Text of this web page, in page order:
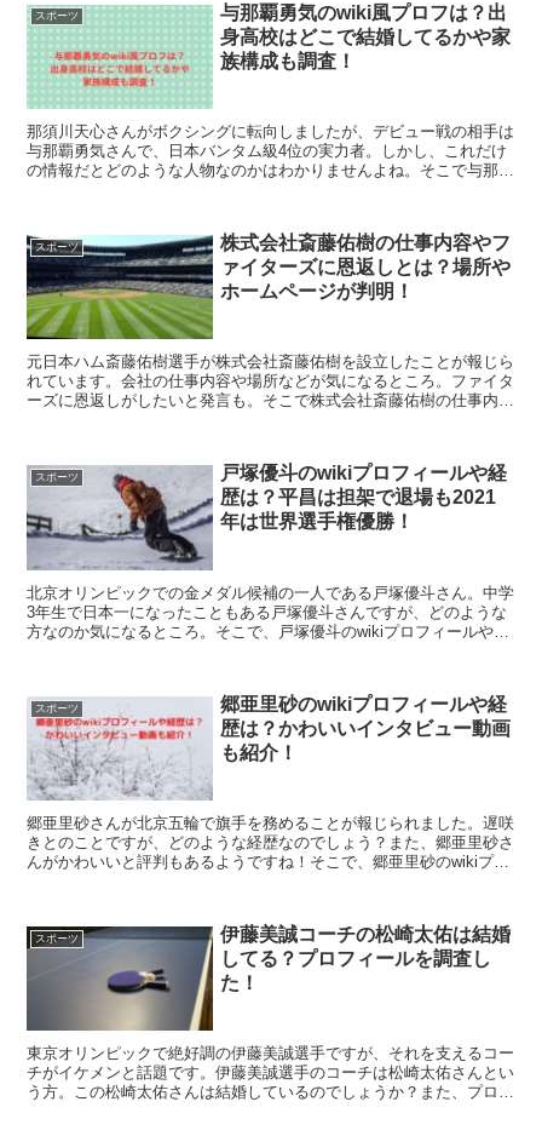
スポーツ
与那覇勇気のwiki風プロフは？出
身高校はどこで結婚してるかや家
族構成も調査！
那須川天心さんがボクシングに転向しましたが、デビュー戦の相手は
与那覇勇気さんで、日本バンタム級4位の実力者。しかし、これだけ
の情報だとどのような人物なのかはわかりませんよね。そこで与那覇
スポーツ
株式会社斎藤佑樹の仕事内容やフ
ァイターズに恩返しとは？場所や
ホームページが判明！
元日本ハム斎藤佑樹選手が株式会社斎藤佑樹を設立したことが報じら
れています。会社の仕事内容や場所などが気になるところ。ファイタ
ーズに恩返しがしたいと発言も。そこで株式会社斎藤佑樹の仕事内容
スポーツ
戸塚優斗のwikiプロフィールや経
歴は？平昌は担架で退場も2021
年は世界選手権優勝！
北京オリンピックでの金メダル候補の一人である戸塚優斗さん。中学
3年生で日本一になったこともある戸塚優斗さんですが、どのような
方なのか気になるところ。そこで、戸塚優斗のwikiプロフィールや経
スポーツ
郷亜里砂のwikiプロフィールや経
歴は？かわいいインタビュー動画
も紹介！
郷亜里砂さんが北京五輪で旗手を務めることが報じられました。遅咲
きとのことですが、どのような経歴なのでしょう？また、郷亜里砂さ
んがかわいいと評判もあるようですね！そこで、郷亜里砂のwikiプロ
スポーツ
伊藤美誠コーチの松崎太佑は結婚
してる？プロフィールを調査し
た！
東京オリンピックで絶好調の伊藤美誠選手ですが、それを支えるコー
チがイケメンと話題です。伊藤美誠選手のコーチは松崎太佑さんとい
う方。この松崎太佑さんは結婚しているのでしょうか？また、プロフ